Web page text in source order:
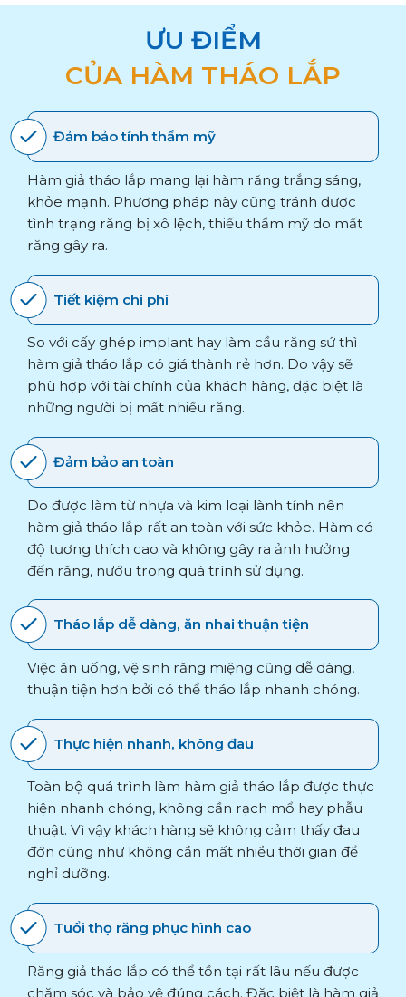
ƯU ĐIỂM
CỦA HÀM THÁO LẮP
Đảm bảo tính thẩm mỹ
Hàm giả tháo lắp mang lại hàm răng trắng sáng,
khỏe mạnh. Phương pháp này cũng tránh được
tình trạng răng bị xô lệch, thiếu thẩm mỹ do mất
răng gây ra.
Tiết kiệm chi phí
So với cấy ghép implant hay làm cầu răng sứ thì
hàm giả tháo lắp có giá thành rẻ hơn. Do vậy sẽ
phù hợp với tài chính của khách hàng, đặc biệt là
những người bị mất nhiều răng.
Đảm bảo an toàn
Do được làm từ nhựa và kim loại lành tính nên
hàm giả tháo lắp rất an toàn với sức khỏe. Hàm có
độ tương thích cao và không gây ra ảnh hưởng
đến răng, nướu trong quá trình sử dụng.
Tháo lắp dễ dàng, ăn nhai thuận tiện
Việc ăn uống, vệ sinh răng miệng cũng dễ dàng,
thuận tiện hơn bởi có thể tháo lắp nhanh chóng.
Thực hiện nhanh, không đau
Toàn bộ quá trình làm hàm giả tháo lắp được thực
hiện nhanh chóng, không cần rạch mổ hay phẫu
thuật. Vì vậy khách hàng sẽ không cảm thấy đau
đớn cũng như không cần mất nhiều thời gian để
nghỉ dưỡng.
Tuổi thọ răng phục hình cao
Răng giả tháo lắp có thể tồn tại rất lâu nếu được
chăm sóc và bảo vệ đúng cách. Đặc biệt là hàm giả